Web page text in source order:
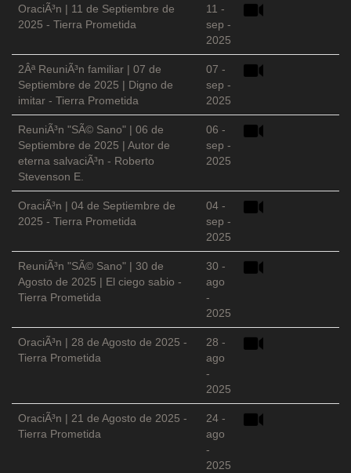
OraciÃ³n | 11 de Septiembre de
2025 - Tierra Prometida
11 -
sep -
2025
2Âª ReuniÃ³n familiar | 07 de
Septiembre de 2025 | Digno de
imitar - Tierra Prometida
07 -
sep -
2025
ReuniÃ³n "SÃ© Sano" | 06 de
Septiembre de 2025 | Autor de
eterna salvaciÃ³n - Roberto
Stevenson E.
06 -
sep -
2025
OraciÃ³n | 04 de Septiembre de
2025 - Tierra Prometida
04 -
sep -
2025
ReuniÃ³n "SÃ© Sano" | 30 de
Agosto de 2025 | El ciego sabio -
Tierra Prometida
30 -
ago
-
2025
OraciÃ³n | 28 de Agosto de 2025 -
Tierra Prometida
28 -
ago
-
2025
OraciÃ³n | 21 de Agosto de 2025 -
Tierra Prometida
24 -
ago
-
2025